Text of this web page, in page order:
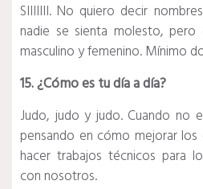
SIIIIIII. No quiero decir
nadie se sienta molesto,
masculino y femenino. Mínimo
15. ¿Cómo es tu día a día?
Judo, judo y judo. Cuando no
pensando en cómo mejorar
hacer trabajos técnicos para
con nosotros.